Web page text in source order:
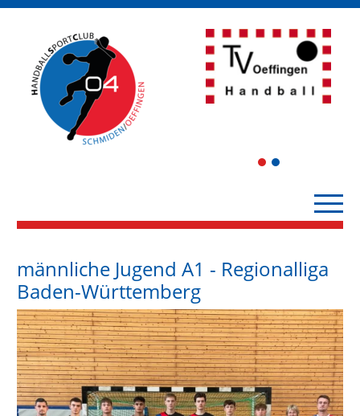
1 2
männliche Jugend A1 - Regionalliga
Baden-Württemberg